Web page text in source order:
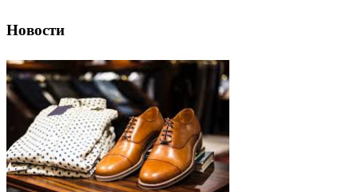
Новости